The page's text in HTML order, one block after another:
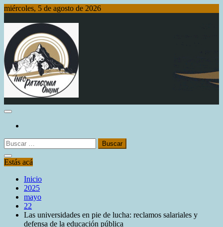
Saltar
contenido
miércoles, 5 de agosto de 2026
Info Patagonia Online
Buscar:
Estás acá
Inicio
2025
mayo
22
Las universidades en pie de lucha: reclamos salariales y
defensa de la educación pública